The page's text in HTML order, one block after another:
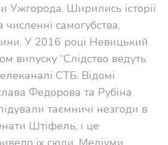
Ужгорода. Ширились історії
численні самогубства,
У 2016 році Невицький
випуску “Слідство ведуть
СТБ. Відомі
Федорова та Рубіна
таємничі незгоди в
Штіфель, і це